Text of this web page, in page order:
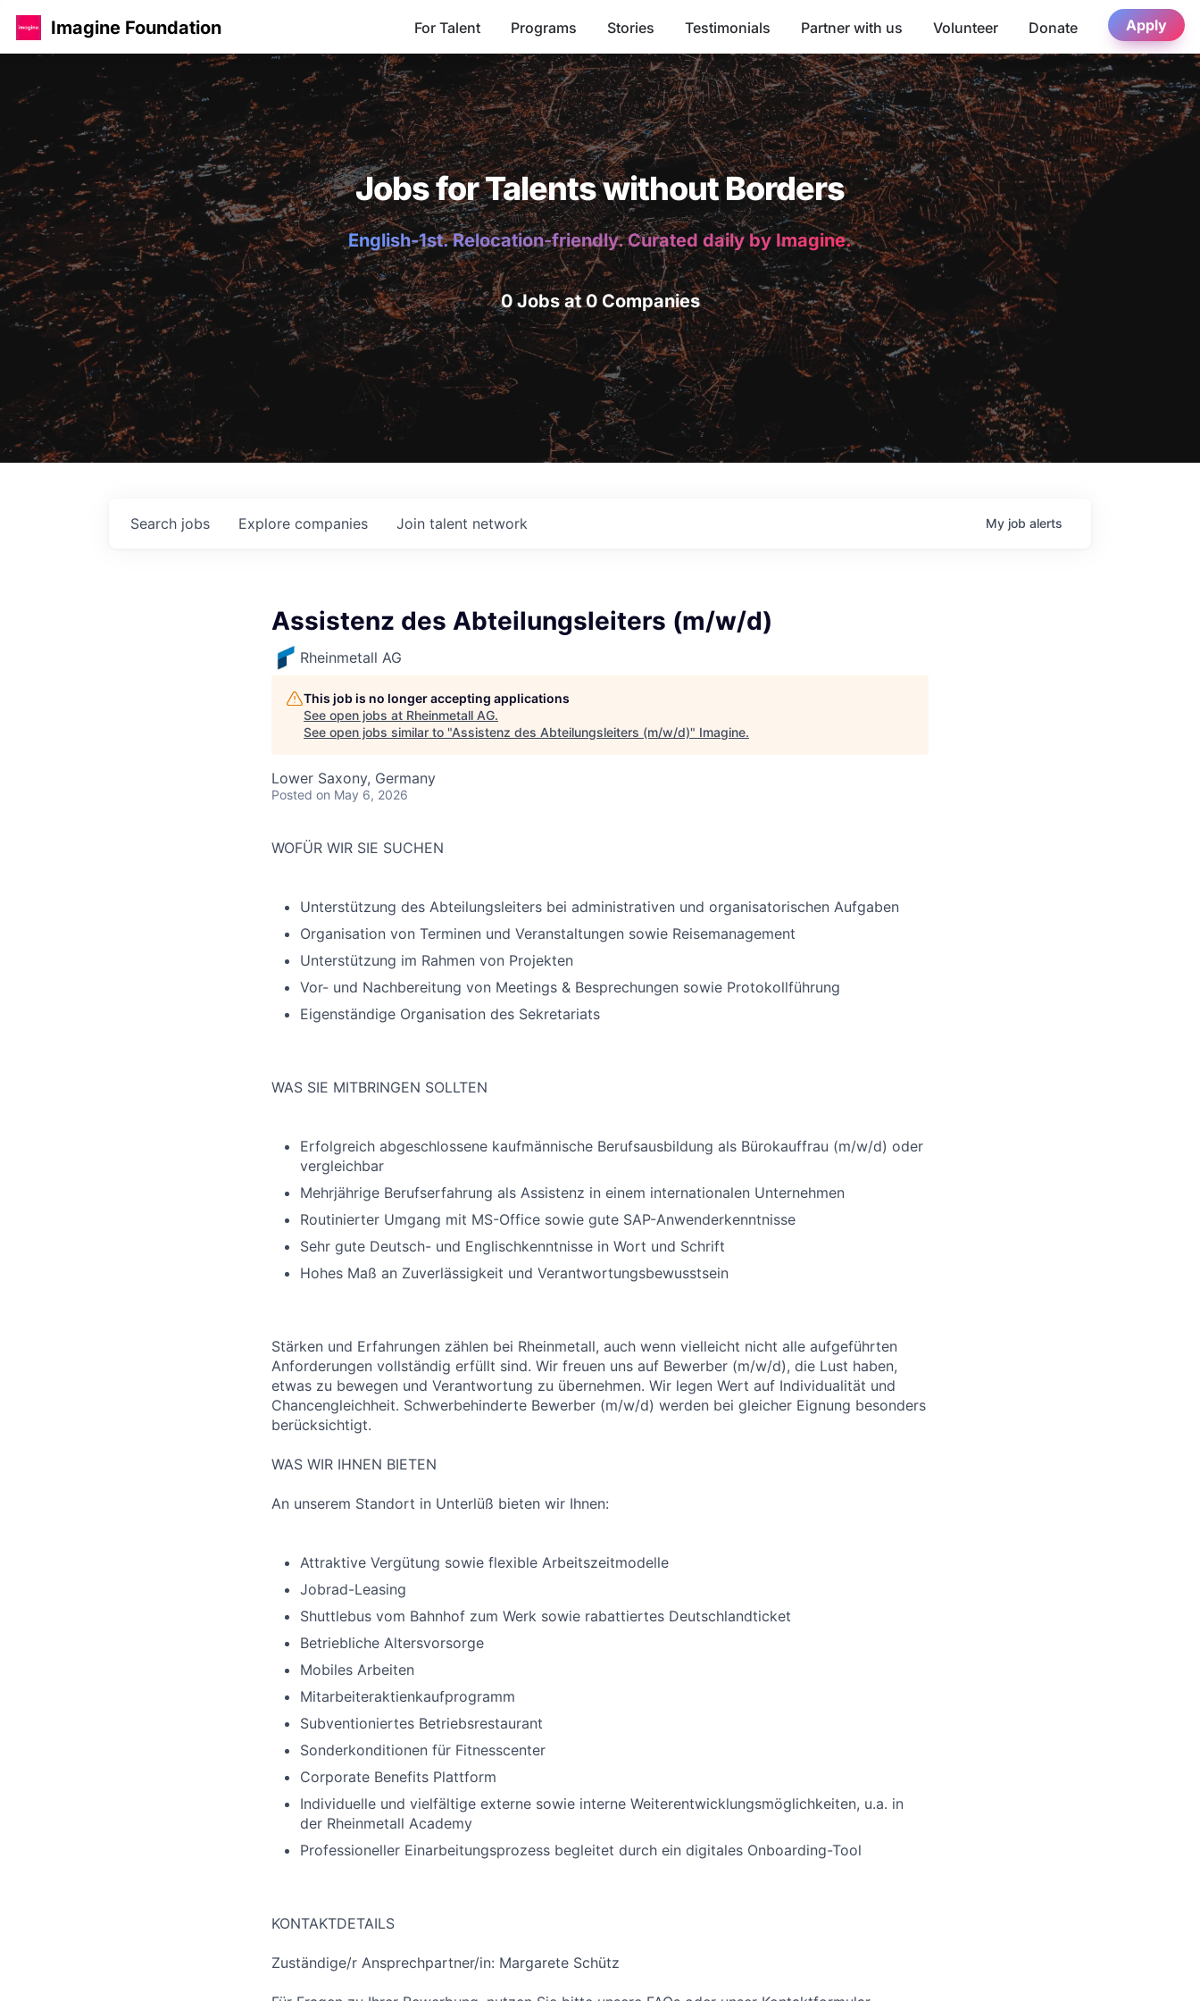
Imagine Foundation For Talent Programs Stories Testimonials Partner with us Volunteer Donate Apply
Jobs for Talents without Borders
English-1st. Relocation-friendly. Curated daily by Imagine.
0 Jobs at 0 Companies
Search jobs Explore companies Join talent network My job alerts
Assistenz des Abteilungsleiters (m/w/d)
Rheinmetall AG
This job is no longer accepting applications
See open jobs at Rheinmetall AG.
See open jobs similar to "Assistenz des Abteilungsleiters (m/w/d)" Imagine.
Lower Saxony, Germany
Posted on May 6, 2026
WOFÜR WIR SIE SUCHEN
Unterstützung des Abteilungsleiters bei administrativen und organisatorischen Aufgaben
Organisation von Terminen und Veranstaltungen sowie Reisemanagement
Unterstützung im Rahmen von Projekten
Vor- und Nachbereitung von Meetings & Besprechungen sowie Protokollführung
Eigenständige Organisation des Sekretariats
WAS SIE MITBRINGEN SOLLTEN
Erfolgreich abgeschlossene kaufmännische Berufsausbildung als Bürokauffrau (m/w/d) oder
vergleichbar
Mehrjährige Berufserfahrung als Assistenz in einem internationalen Unternehmen
Routinierter Umgang mit MS-Office sowie gute SAP-Anwenderkenntnisse
Sehr gute Deutsch- und Englischkenntnisse in Wort und Schrift
Hohes Maß an Zuverlässigkeit und Verantwortungsbewusstsein
Stärken und Erfahrungen zählen bei Rheinmetall, auch wenn vielleicht nicht alle aufgeführten
Anforderungen vollständig erfüllt sind. Wir freuen uns auf Bewerber (m/w/d), die Lust haben,
etwas zu bewegen und Verantwortung zu übernehmen. Wir legen Wert auf Individualität und
Chancengleichheit. Schwerbehinderte Bewerber (m/w/d) werden bei gleicher Eignung besonders
berücksichtigt.
WAS WIR IHNEN BIETEN
An unserem Standort in Unterlüß bieten wir Ihnen:
Attraktive Vergütung sowie flexible Arbeitszeitmodelle
Jobrad-Leasing
Shuttlebus vom Bahnhof zum Werk sowie rabattiertes Deutschlandticket
Betriebliche Altersvorsorge
Mobiles Arbeiten
Mitarbeiteraktienkaufprogramm
Subventioniertes Betriebsrestaurant
Sonderkonditionen für Fitnesscenter
Corporate Benefits Plattform
Individuelle und vielfältige externe sowie interne Weiterentwicklungsmöglichkeiten, u.a. in
der Rheinmetall Academy
Professioneller Einarbeitungsprozess begleitet durch ein digitales Onboarding-Tool
KONTAKTDETAILS
Zuständige/r Ansprechpartner/in: Margarete Schütz